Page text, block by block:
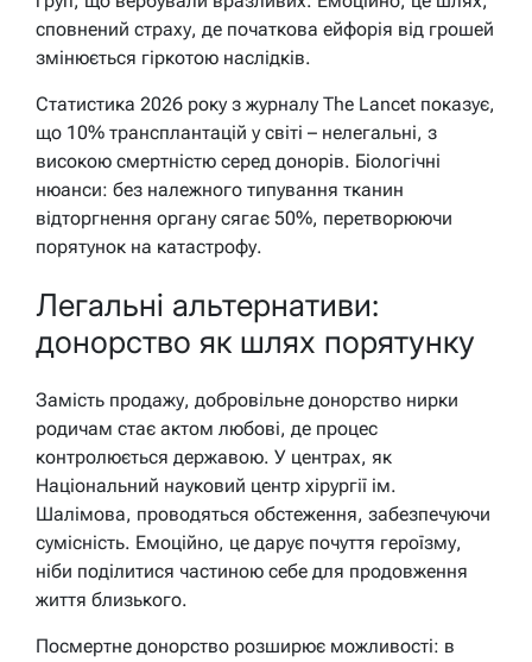
сповнений страху, де початкова ейфорія від грошей
змінюється гіркотою наслідків.
Статистика 2026 року з журналу The Lancet показує,
що 10% трансплантацій у світі – нелегальні, з
високою смертністю серед донорів. Біологічні
нюанси: без належного типування тканин
відторгнення органу сягає 50%, перетворюючи
порятунок на катастрофу.
Легальні альтернативи:
донорство як шлях порятунку
Замість продажу, добровільне донорство нирки
родичам стає актом любові, де процес
контролюється державою. У центрах, як
Національний науковий центр хірургії ім.
Шалімова, проводяться обстеження, забезпечуючи
сумісність. Емоційно, це дарує почуття героїзму,
ніби поділитися частиною себе для продовження
життя близького.
Посмертне донорство розширює можливості: в